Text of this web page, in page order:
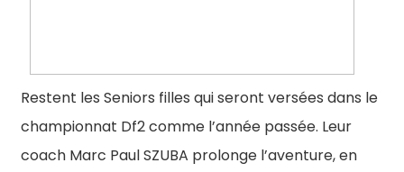
Restent les Seniors filles qui seront versées dans le
championnat Df2 comme l’année passée. Leur
coach Marc Paul SZUBA prolonge l’aventure, en